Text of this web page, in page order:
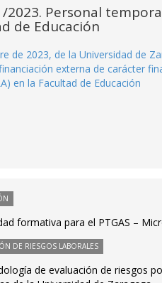
2023. Personal
de Educación
de 2023, de la Universidad de
externa de carácter
en la Facultad de Educación
formativa para el PTGAS –
DE RIESGOS LABORALES
de evaluación de riesgos